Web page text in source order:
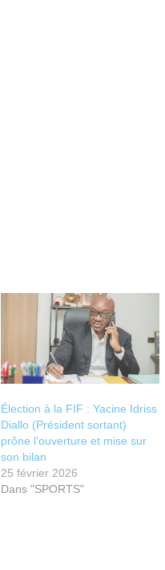
Élection à la FIF : Yacine Idriss
Diallo (Président sortant)
prône l’ouverture et mise sur
son bilan
25 février 2026
Dans "SPORTS"